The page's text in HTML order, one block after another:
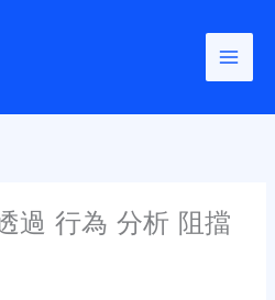
過 行為 分析 阻擋